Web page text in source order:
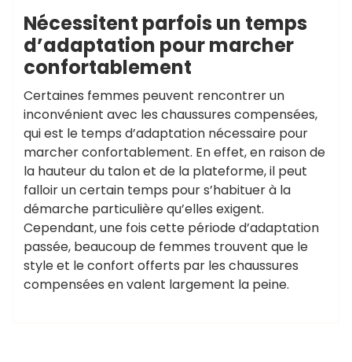
Nécessitent parfois un temps
d’adaptation pour marcher
confortablement
Certaines femmes peuvent rencontrer un
inconvénient avec les chaussures compensées,
qui est le temps d’adaptation nécessaire pour
marcher confortablement. En effet, en raison de
la hauteur du talon et de la plateforme, il peut
falloir un certain temps pour s’habituer à la
démarche particulière qu’elles exigent.
Cependant, une fois cette période d’adaptation
passée, beaucoup de femmes trouvent que le
style et le confort offerts par les chaussures
compensées en valent largement la peine.